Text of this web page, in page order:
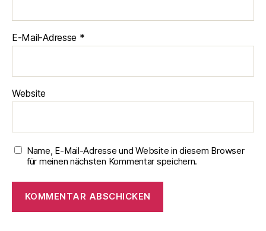
E-Mail-Adresse *
Website
Name, E-Mail-Adresse und Website in diesem Browser
für meinen nächsten Kommentar speichern.